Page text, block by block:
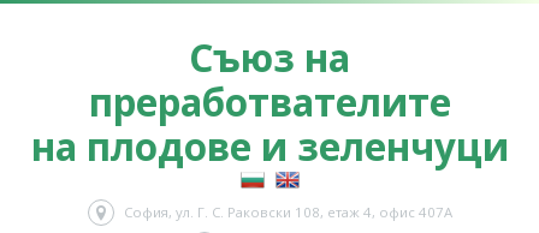
Съюз на
преработвателите
на плодове и зеленчуци
София, ул. Г. С. Раковски 108, етаж 4, офис 407А